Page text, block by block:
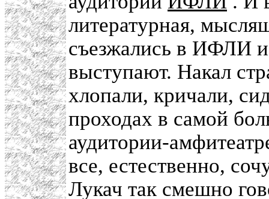
литературная,
съезжались в ИФЛИ
выступают. Накал
хлопали, кричали,
проходах в самой
аудитории-
все, естественно,
Лукач так смешно